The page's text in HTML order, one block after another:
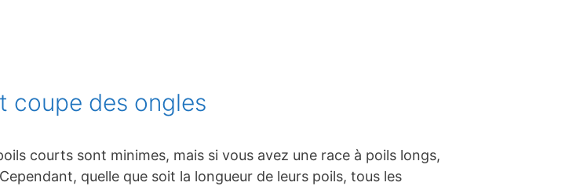
coupe des ongles
courts sont minimes, mais si vous avez une race à poils longs,
quelle que soit la longueur de leurs poils, tous les